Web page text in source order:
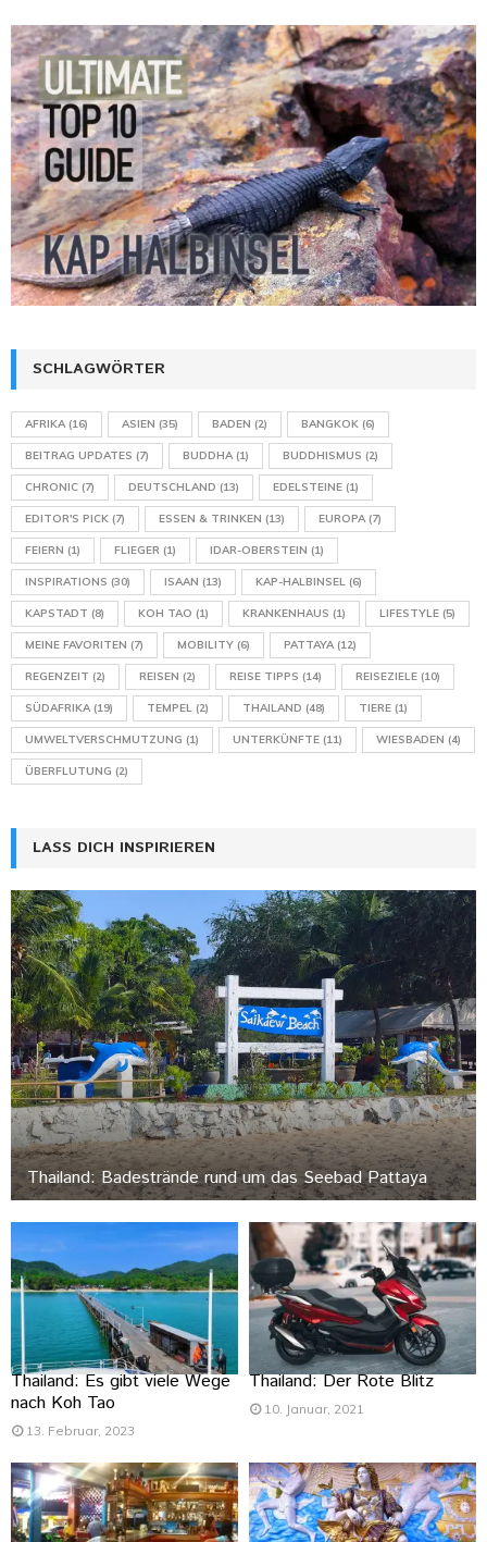
SCHLAGWÖRTER
AFRIKA(16) ASIEN (35) BADEN (2) BANGKOK (6)
BEITRAG UPDATES (7) BUDDHA(1) BUDDHISMUS (2)
CHRONIC (7) DEUTSCHLAND (13) EDELSTEINE (1)
EDITOR'S PICK (7) ESSEN & TRINKEN (13) EUROPA(7)
FEIERN (1) FLIEGER (1) IDAR-OBERSTEIN (1)
INSPIRATIONS (30) ISAAN (13) KAP-HALBINSEL (6)
KAPSTADT (8) KOH TAO (1) KRANKENHAUS (1) LIFESTYLE (5)
MEINE FAVORITEN (7) MOBILITY (6) PATTAYA(12)
REGENZEIT (2) REISEN (2) REISE TIPPS (14) REISEZIELE (10)
SÜDAFRIKA(19) TEMPEL (2) THAILAND (48) TIERE (1)
UMWELTVERSCHMUTZUNG (1) UNTERKÜNFTE (11) WIESBADEN (4)
ÜBERFLUTUNG (2)
LASS DICH INSPIRIEREN
Thailand: Badestrände rund um das Seebad Pattaya
Thailand: Es gibt viele Wege
nach Koh Tao
13. Februar, 2023
Thailand: Der Rote Blitz
10. Januar, 2021